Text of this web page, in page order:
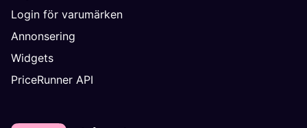
Login för varumärken
Annonsering
Widgets
PriceRunner API